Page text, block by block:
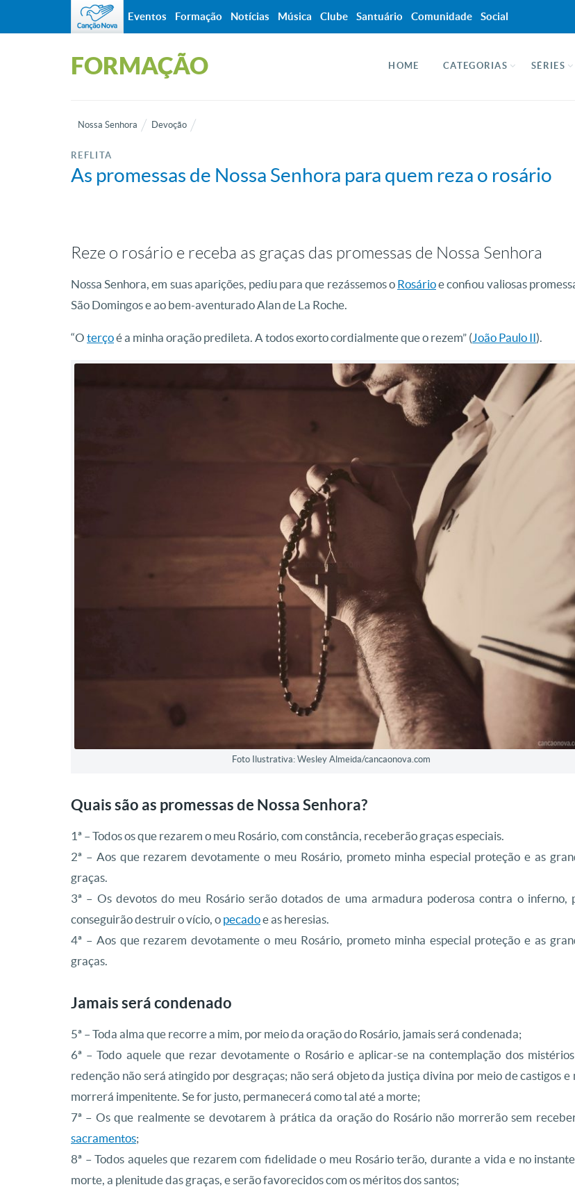
FORMAÇÃO HOME CATEGORIAS SÉRIES
Nossa Senhora Devoção
REFLITA
As promessas de Nossa Senhora para quem reza o rosário
Reze o rosário e receba as graças das promessas de Nossa Senhora
Nossa Senhora, em suas aparições, pediu para que rezássemos o Rosárioe confiou valiosas
São Domingos e ao bem-aventurado Alan de La Roche.
“O terçoé a minha oração predileta. A todos exorto cordialmente que o rezem” (João Paulo II).
Foto Ilustrativa: Wesley Almeida/cancaonova.com
Quais são as promessas de Nossa Senhora?
1ª – Todos os que rezarem o meu Rosário, com constância, receberão graças especiais.
2ª – Aos que rezarem devotamente o meu Rosário, prometo minha especial proteção e as
graças.
3ª – Os devotos do meu Rosário serão dotados de uma armadura poderosa contra o inferno,
conseguirão destruir o vício, o pecadoe as heresias.
4ª – Aos que rezarem devotamente o meu Rosário, prometo minha especial proteção e as
graças.
Jamais será condenado
5ª – Toda alma que recorre a mim, por meio da oração do Rosário, jamais será condenada;
6ª – Todo aquele que rezar devotamente o Rosário e aplicar-se na contemplação dos
redenção não será atingido por desgraças; não será objeto da justiça divina por meio de castigos e
morrerá impenitente. Se for justo, permanecerá como tal até a morte;
7ª – Os que realmente se devotarem à prática da oração do Rosário não morrerão sem
sacramentos;
8ª – Todos aqueles que rezarem com fidelidade o meu Rosário terão, durante a vida e no
morte, a plenitude das graças, e serão favorecidos com os méritos dos santos;
Eventos Formação Notícias Música Clube Santuário Comunidade Social